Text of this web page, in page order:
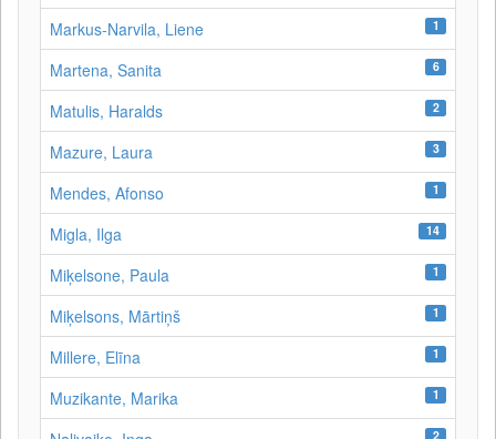
Markus-Narvila, Liene 1
Martena, Sanita 6
Matulis, Haralds 2
Mazure, Laura 3
Mendes, Afonso 1
Migla, Ilga 14
Miķelsone, Paula 1
Miķelsons, Mārtiņš 1
Millere, Elīna 1
Muzikante, Marika 1
2